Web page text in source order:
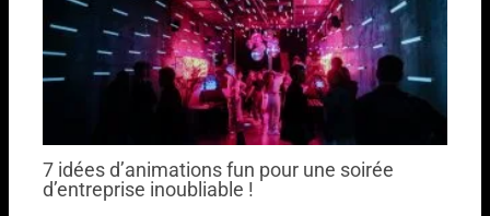
7 idées d’animations fun pour une soirée
d’entreprise inoubliable !